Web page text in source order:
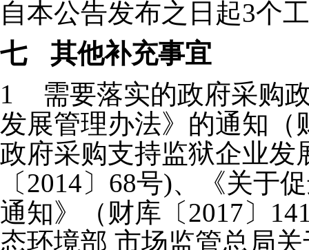
自本公告发布之日起3个
七
其他补充事宜
1
需要落实的政府采购
发展管理办法》的通知（
政府采购支持监狱企业发
〔2014〕68号)、《关于
通知》（财库〔2017〕
态环境部 市场监管总局